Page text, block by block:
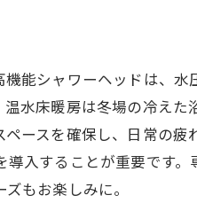
ノベーション
能シャワーヘッドは、
水床暖房は冬場の冷え
ースを確保し、日常の疲
入することが重要です。
もお楽しみに。